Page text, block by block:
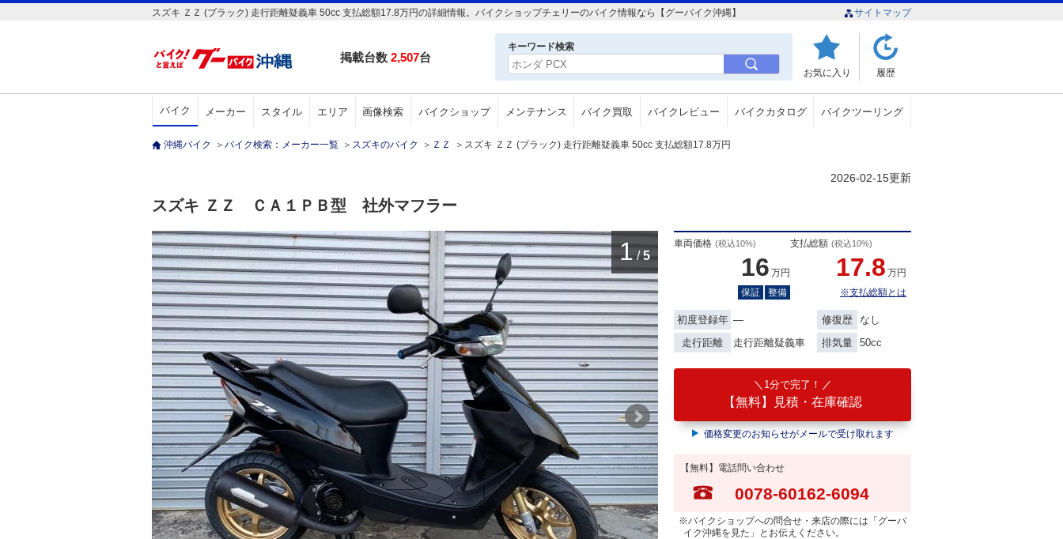
スズキ ＺＺ (ブラック) 走行距離疑義車 50cc 支払総額17.8万円の詳細情報。バイクショップチェリーのバイク情報なら【グーバイク沖縄】 サイトマップ
掲載台数 2,507台
キーワード検索
お気に入り 履歴
バイク メーカー スタイル エリア 画像検索 バイクショップ メンテナンス バイク買取 バイクレビュー バイクカタログ バイクツーリング
沖縄バイク ＞ バイク検索：メーカー一覧 ＞ スズキのバイク ＞ ＺＺ ＞ スズキ ＺＺ (ブラック) 走行距離疑義車 50cc 支払総額17.8万円
2026-02-15更新
スズキ ＺＺ ＣＡ１ＰＢ型 社外マフラー
1 / 5
車両価格 (税込10%)
16 万円
保証
整備
支払総額 (税込10%)
17.8 万円
※支払総額とは
初度登録年 ― 修復歴
なし
走行距離
走行距離疑義車 排気量 50cc
1分で完了！
【無料】見積・在庫確認
価格変更のお知らせがメールで受け取れます
【無料】電話問い合わせ
0078-60162-6094
※バイクショップへの問合せ・来店の際には「グーバ
イク沖縄を見た」とお伝えください。